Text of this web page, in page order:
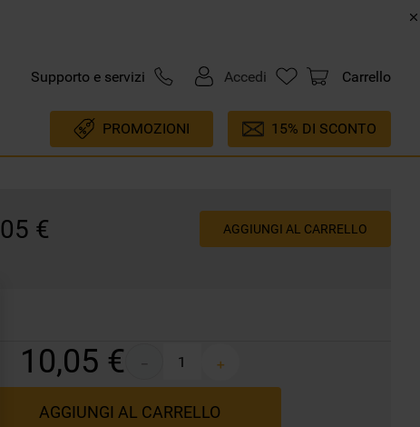
Supporto e servizi Accedi Carrello
PROMOZIONI 15% DI SCONTO
05 € AGGIUNGI AL CARRELLO
10,05 € ＋
AGGIUNGI AL CARRELLO